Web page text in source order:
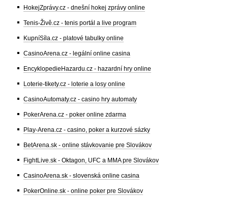
HokejZprávy.cz - dnešní hokej zprávy online
Tenis-Živě.cz - tenis portál a live program
KupníSíla.cz - platové tabulky online
CasinoArena.cz - legální online casina
EncyklopedieHazardu.cz - hazardní hry online
Loterie-tikety.cz - loterie a losy online
CasinoAutomaty.cz - casino hry automaty
PokerArena.cz - poker online zdarma
Play-Arena.cz - casino, poker a kurzové sázky
BetArena.sk - online stávkovanie pre Slovákov
FightLive.sk - Oktagon, UFC a MMA pre Slovákov
CasinoArena.sk - slovenská online casina
PokerOnline.sk - online poker pre Slovákov